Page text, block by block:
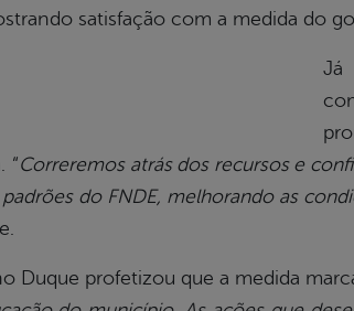
satisfação com a medida do
Já
“Correremos atrás dos recursos e
do FNDE, melhorando as
Duque profetizou que a medida